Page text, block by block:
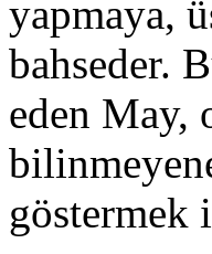
yapmaya,
bahseder.
eden May,
göstermek